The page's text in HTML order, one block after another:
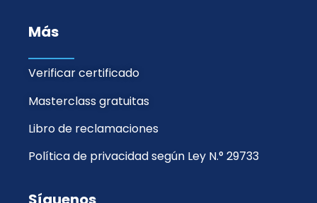
Más
Verificar certificado
Masterclass gratuitas
Libro de reclamaciones
Política de privacidad según Ley N.° 29733